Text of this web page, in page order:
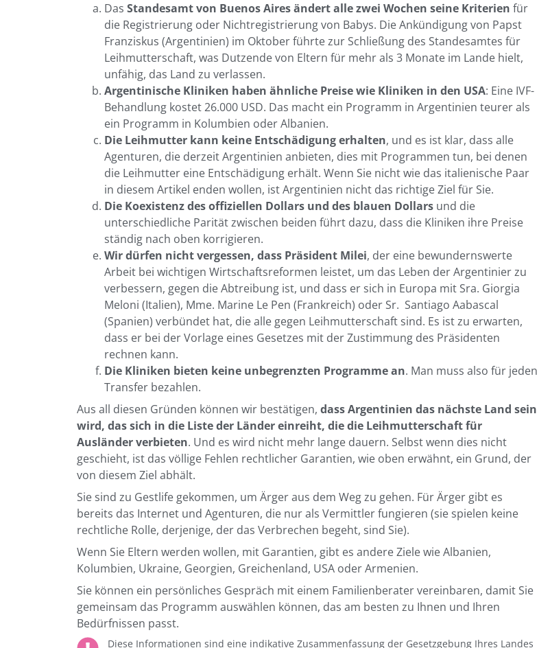
Das Standesamt von Buenos Aires ändert alle zwei Wochen seine Kriterien für
die Registrierung oder Nichtregistrierung von Babys. Die Ankündigung von Papst
Franziskus (Argentinien) im Oktober führte zur Schließung des Standesamtes für
Leihmutterschaft, was Dutzende von Eltern für mehr als 3 Monate im Lande hielt,
unfähig, das Land zu verlassen.
Argentinische Kliniken haben ähnliche Preise wie Kliniken in den USA: Eine IVF-
Behandlung kostet 26.000 USD. Das macht ein Programm in Argentinien teurer als
ein Programm in Kolumbien oder Albanien.
Die Leihmutter kann keine Entschädigung erhalten, und es ist klar, dass alle
Agenturen, die derzeit Argentinien anbieten, dies mit Programmen tun, bei denen
die Leihmutter eine Entschädigung erhält. Wenn Sie nicht wie das italienische Paar
in diesem Artikel enden wollen, ist Argentinien nicht das richtige Ziel für Sie.
Die Koexistenz des offiziellen Dollars und des blauen Dollars und die
unterschiedliche Parität zwischen beiden führt dazu, dass die Kliniken ihre Preise
ständig nach oben korrigieren.
Wir dürfen nicht vergessen, dass Präsident Milei, der eine bewundernswerte
Arbeit bei wichtigen Wirtschaftsreformen leistet, um das Leben der Argentinier zu
verbessern, gegen die Abtreibung ist, und dass er sich in Europa mit Sra. Giorgia
Meloni (Italien), Mme. Marine Le Pen (Frankreich) oder Sr. Santiago Aabascal
(Spanien) verbündet hat, die alle gegen Leihmutterschaft sind. Es ist zu erwarten,
dass er bei der Vorlage eines Gesetzes mit der Zustimmung des Präsidenten
rechnen kann.
Die Kliniken bieten keine unbegrenzten Programme an. Man muss also für jeden
Transfer bezahlen.
Aus all diesen Gründen können wir bestätigen, dass Argentinien das nächste Land sein
wird, das sich in die Liste der Länder einreiht, die die Leihmutterschaft für
Ausländer verbieten. Und es wird nicht mehr lange dauern. Selbst wenn dies nicht
geschieht, ist das völlige Fehlen rechtlicher Garantien, wie oben erwähnt, ein Grund, der
von diesem Ziel abhält.
Sie sind zu Gestlife gekommen, um Ärger aus dem Weg zu gehen. Für Ärger gibt es
bereits das Internet und Agenturen, die nur als Vermittler fungieren (sie spielen keine
rechtliche Rolle, derjenige, der das Verbrechen begeht, sind Sie).
Wenn Sie Eltern werden wollen, mit Garantien, gibt es andere Ziele wie Albanien,
Kolumbien, Ukraine, Georgien, Greichenland, USA oder Armenien.
Sie können ein persönliches Gespräch mit einem Familienberater vereinbaren, damit Sie
gemeinsam das Programm auswählen können, das am besten zu Ihnen und Ihren
Bedürfnissen passt.
Diese Informationen sind eine indikative Zusammenfassung der Gesetzgebung Ihres Landes